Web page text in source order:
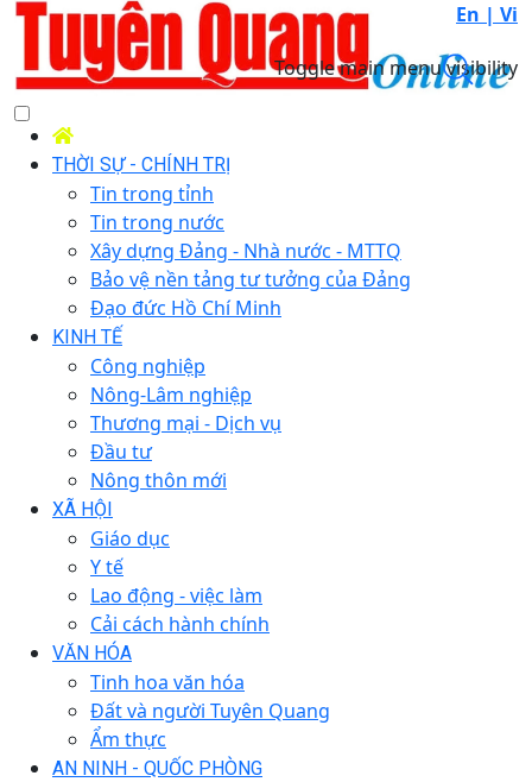
En | Vi
Toggle main menu visibility
THỜI SỰ - CHÍNH TRỊ
Tin trong tỉnh
Tin trong nước
Xây dựng Đảng - Nhà nước - MTTQ
Bảo vệ nền tảng tư tưởng của Đảng
Đạo đức Hồ Chí Minh
KINH TẾ
Công nghiệp
Nông-Lâm nghiệp
Thương mại - Dịch vụ
Đầu tư
Nông thôn mới
XÃ HỘI
Giáo dục
Y tế
Lao động - việc làm
Cải cách hành chính
VĂN HÓA
Tinh hoa văn hóa
Đất và người Tuyên Quang
Ẩm thực
AN NINH - QUỐC PHÒNG